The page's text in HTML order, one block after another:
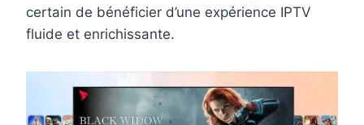
certain de bénéficier d’une expérience IPTV
fluide et enrichissante.